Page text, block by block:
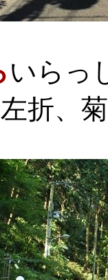
いらっ
折、